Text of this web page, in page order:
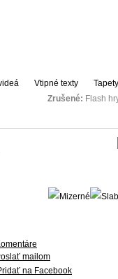
Vtipné texty
Zrušené: Flash
mailom
na Facebook